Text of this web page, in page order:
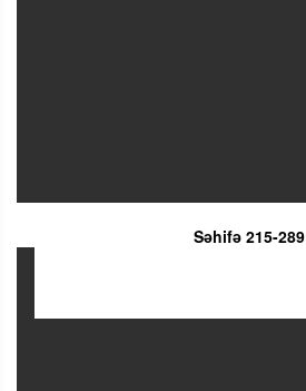
Səhifə 215-289